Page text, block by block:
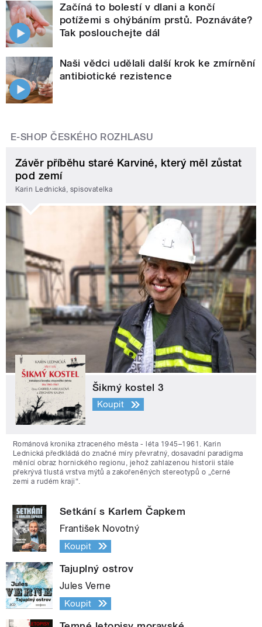
Začíná to bolestí v dlani a končí
potížemi s ohýbáním prstů. Poznáváte?
Tak poslouchejte dál
Naši vědci udělali další krok ke zmírnění
antibiotické rezistence
E-SHOP ČESKÉHO ROZHLASU
Závěr příběhu staré Karviné, který měl zůstat
pod zemí
Karin Lednická, spisovatelka
Šikmý kostel 3
Koupit
Románová kronika ztraceného města - léta 1945–1961. Karin
Lednická předkládá do značné míry převratný, dosavadní paradigma
měnící obraz hornického regionu, jehož zahlazenou historii stále
překrývá tlustá vrstva mýtů a zakořeněných stereotypů o „černé
zemi a rudém kraji“.
Setkání s Karlem Čapkem
František Novotný
Koupit
Tajuplný ostrov
Jules Verne
Koupit